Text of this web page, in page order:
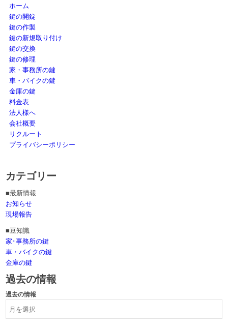
ホーム
鍵の開錠
鍵の作製
鍵の新規取り付け
鍵の交換
鍵の修理
家・事務所の鍵
車・バイクの鍵
金庫の鍵
料金表
法人様へ
会社概要
リクルート
プライバシーポリシー
カテゴリー
■最新情報
お知らせ
現場報告
■豆知識
家･事務所の鍵
車・バイクの鍵
金庫の鍵
過去の情報
過去の情報